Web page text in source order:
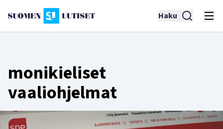
Haku
monikieliset
vaaliohjelmat